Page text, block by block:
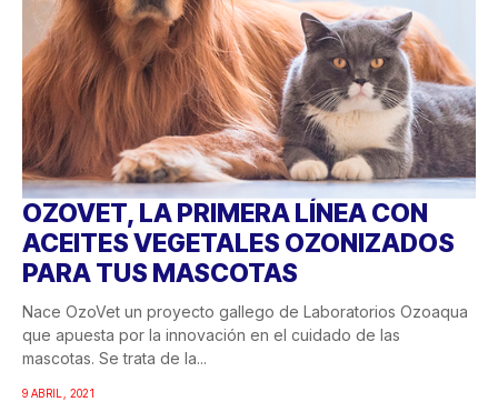
OZOVET, LA PRIMERA LÍNEA CON
ACEITES VEGETALES OZONIZADOS
PARA TUS MASCOTAS
Nace OzoVet un proyecto gallego de Laboratorios Ozoaqua
que apuesta por la innovación en el cuidado de las
mascotas. Se trata de la...
9 ABRIL, 2021